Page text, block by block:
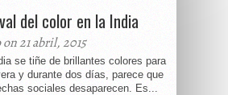
del color en la India
21 abril, 2015
se tiñe de brillantes colores para
y durante dos días, parece que
sociales desaparecen. Es...